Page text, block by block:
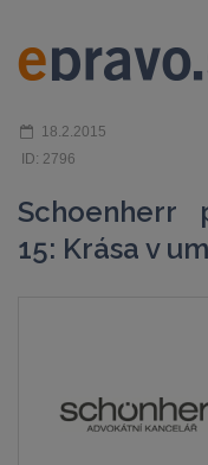
18.2.2015
ID: 2796
Schoenherr
15: Krása v